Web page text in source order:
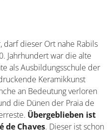
darf dieser Ort nahe Rabils
Jahrhundert war die alte
als Ausbildungsschule der
Keramikkunst
an Bedeutung verloren
die Dünen der Praia de
Übergeblieben ist
de Chaves. Dieser ist schon